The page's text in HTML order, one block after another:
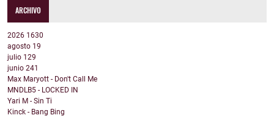
ARCHIVO
2026 1630
agosto 19
julio 129
junio 241
Max Maryott - Don't Call Me
MNDLB5 - LOCKED IN
Yari M - Sin Ti
Kinck - Bang Bing